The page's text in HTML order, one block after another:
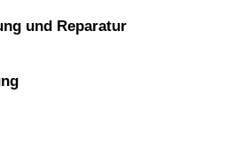
und Reparatur
Ein Punkt Abzug, weil der
Adresse fuhr – wurde aber schnell